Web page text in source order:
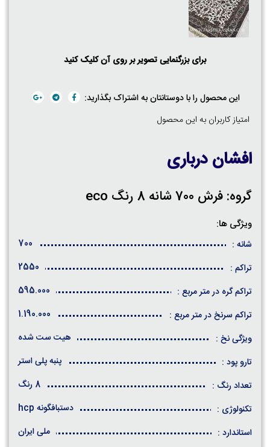
برای بزرگنمایی تصویر بر روی آن کلیک کنید
این محصول را با دوستانتان به اشتراک بگذارید:
امتیاز کاربران به این محصول
افشان درباری
گروه: فرش 700 شانه 8 رنگ eco
ویژگی ها:
شانه :
700
تراکم :
2550
تراکم گره در متر مربع :
595.000
تراکم سرنخ در متر مربع :
1.190.000
ویژگی نخ :
هیت ست شده
تارو پود :
پنبه پلی استر
تعداد رنگ :
8 رنگ
تکنولوژی :
دستبافگونه hcp
استاندارد :
ملی ایران